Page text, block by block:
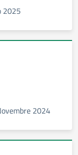
2025
2024